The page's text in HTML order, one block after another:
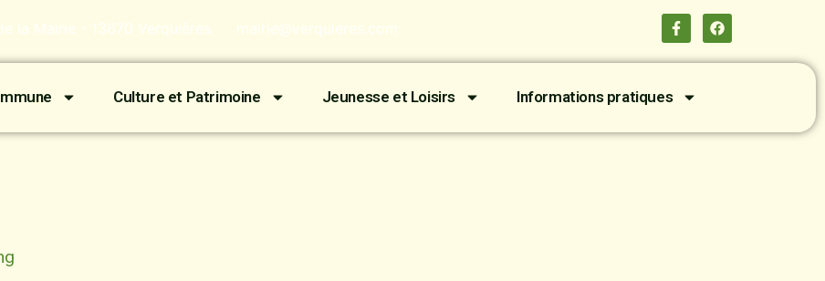
la Mairie - 13670 Verquières mairie@verquieres.com
Culture et Patrimoine Jeunesse et Loisirs Informations pratiques